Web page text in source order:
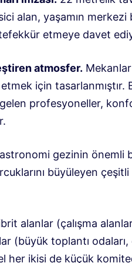
alan, yaşamın merkezi
etmeye davet
atmosfer.
için tasarlanmıştır.
profesyoneller,
gezinin önemli
büyüleyen çeşitli
alanlar (çalışma
(büyük toplantı odaları,
her ikisi de küçük